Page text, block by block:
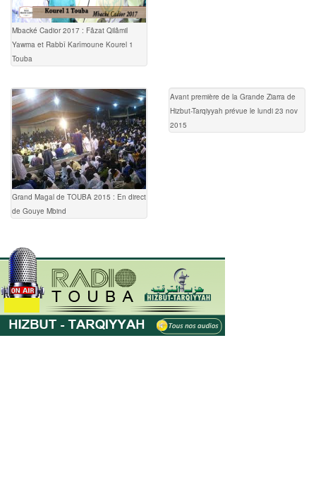
Mbacké Cadior 2017 : Fâzat Qilâmil
Yawma et Rabbî Karîmoune Kourel 1
Touba
Grand Magal de TOUBA 2015 : En direct
de Gouye Mbind
Avant première de la Grande Ziarra de
Hizbut-Tarqiyyah prévue le lundi 23 nov
2015